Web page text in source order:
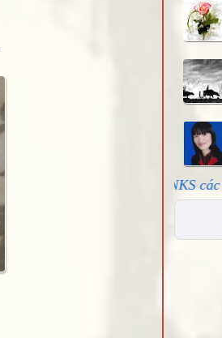
THANKS các bạn đã kết